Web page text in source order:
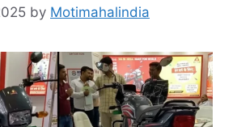
by Motimahalindia